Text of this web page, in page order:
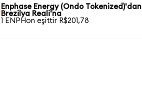
Enphase Energy (Ondo Tokenized)'dan
Brezilya Reali'na
1 ENPHon eşittir R$201,78